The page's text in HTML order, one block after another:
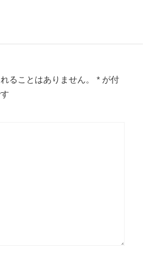
ることはありません。 * が付